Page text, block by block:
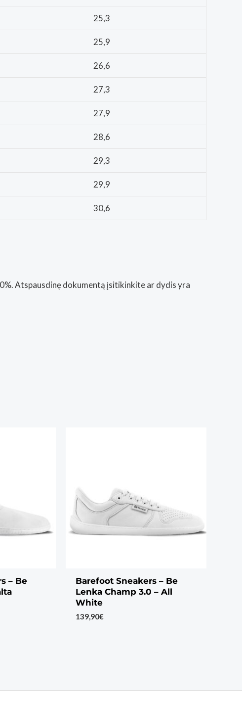
25,3
25,9
26,6
27,3
27,9
28,6
29,3
29,9
30,6
Atspausdinę dokumentą įsitikinkite ar dydis yra
– Be
Barefoot Sneakers – Be
Lenka Champ 3.0 – All
White
139,90€